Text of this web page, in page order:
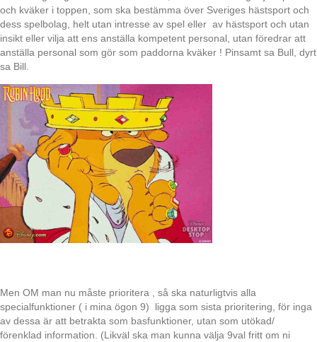
och kväker i toppen, som ska bestämma över Sveriges hästsport och
dess spelbolag, helt utan intresse av spel eller av hästsport och utan
insikt eller vilja att ens anställa kompetent personal, utan föredrar att
anställa personal som gör som paddorna kväker ! Pinsamt sa Bull, dyrt
sa Bill.
Men OM man nu måste prioritera , så ska naturligtvis alla
specialfunktioner ( i mina ögon 9) ligga som sista prioritering, för inga
av dessa är att betrakta som basfunktioner, utan som utökad/
förenklad information. (Likväl ska man kunna välja 9val fritt om ni